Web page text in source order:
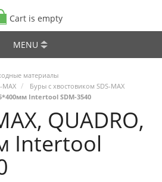
Cart is empty
MENU
материалы
MAX
Буры с хвостовиком SDS-MAX
Intertool SDM-3540
QUADRO,
Intertool